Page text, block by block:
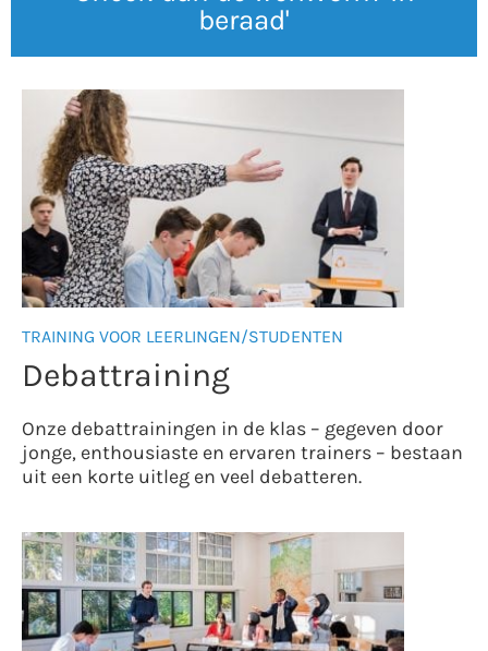
beraad'
TRAINING VOOR LEERLINGEN/STUDENTEN
Debattraining
Onze debattrainingen in de klas – gegeven door
jonge, enthousiaste en ervaren trainers – bestaan
uit een korte uitleg en veel debatteren.